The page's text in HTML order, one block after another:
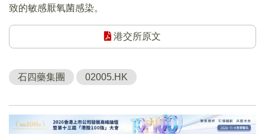
致的敏感厭氧菌感染。
港交所原文
石四藥集團 02005.HK